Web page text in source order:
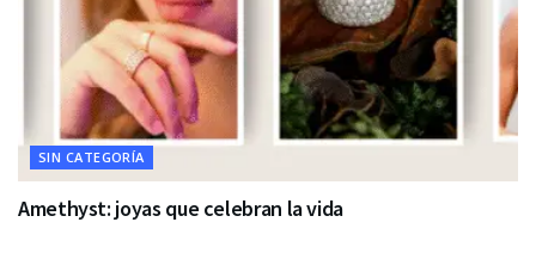
SIN CATEGORÍA
Amethyst: joyas que celebran la vida